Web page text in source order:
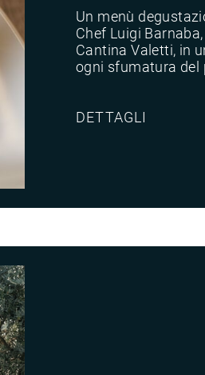
Un menù
Chef Luigi
Cantina Valetti, in
ogni sfumatura del
DETTAGLI